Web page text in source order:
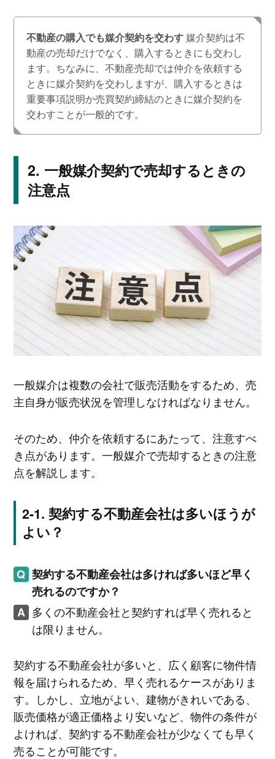
不動産の購入でも媒介契約を交わす媒介契約は不
動産の売却だけでなく、購入するときにも交わし
ます。ちなみに、不動産売却では仲介を依頼する
ときに媒介契約を交わしますが、購入するときは
重要事項説明か売買契約締結のときに媒介契約を
交わすことが一般的です。
一般媒介契約で売却するときの
注意点
一般媒介は複数の会社で販売活動をするため、売
主自身が販売状況を管理しなければなりません。
そのため、仲介を依頼するにあたって、注意すべ
き点があります。一般媒介で売却するときの注意
点を解説します。
契約する不動産会社は多いほうが
よい？
契約する不動産会社は多ければ多いほど早く
売れるのですか？
多くの不動産会社と契約すれば早く売れると
は限りません。
契約する不動産会社が多いと、広く顧客に物件情
報を届けられるため、早く売れるケースがありま
す。しかし、立地がよい、建物がきれいである、
販売価格が適正価格より安いなど、物件の条件が
よければ、契約する不動産会社が少なくても早く
売ることが可能です。